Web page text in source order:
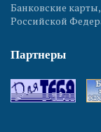
Банковские
Российской
Партнеры